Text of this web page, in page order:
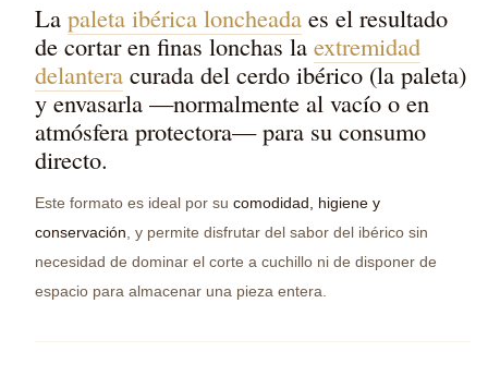
La paleta ibérica loncheada es el resultado
de cortar en finas lonchas la extremidad
delantera curada del cerdo ibérico (la paleta)
y envasarla —normalmente al vacío o en
atmósfera protectora— para su consumo
directo.
Este formato es ideal por su comodidad, higiene y
conservación, y permite disfrutar del sabor del ibérico sin
necesidad de dominar el corte a cuchillo ni de disponer de
espacio para almacenar una pieza entera.